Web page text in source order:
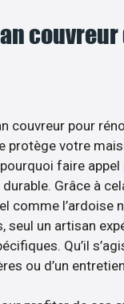
couvreur pour
protège votre
faire
Grâce à
comme l’ardoise
seul un artisan
Qu’il
ou d’un